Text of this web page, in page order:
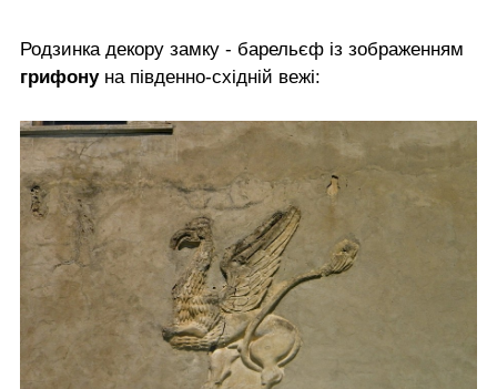
Родзинка декору замку - барельєф із зображенням
грифону на південно-східній вежі: